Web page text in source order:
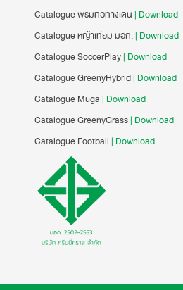
Catalogue พรมทอทางเดิน | Download
Catalogue หญ้าเทียม มอก.| Download
Catalogue SoccerPlay| Download
Catalogue GreenyHybrid| Download
Catalogue Muga | Download
Catalogue GreenyGrass| Download
Catalogue Football | Download